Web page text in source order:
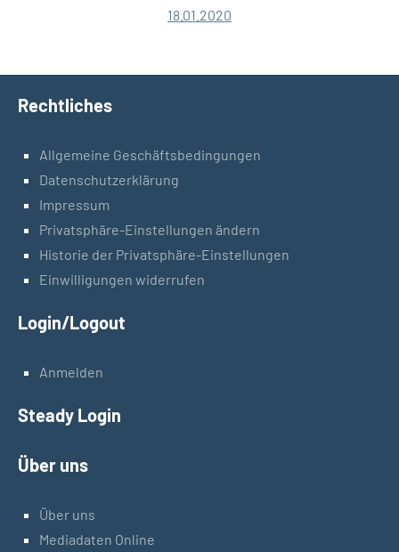
18.01.2020
Rechtliches
Allgemeine Geschäftsbedingungen
Datenschutzerklärung
Impressum
Privatsphäre-Einstellungen ändern
Historie der Privatsphäre-Einstellungen
Einwilligungen widerrufen
Login/Logout
Anmelden
Steady Login
Über uns
Über uns
Mediadaten Online